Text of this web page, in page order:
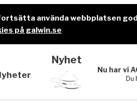
använda webbplatsen
på galwin.se
Nyhet
Nu har vi
Du